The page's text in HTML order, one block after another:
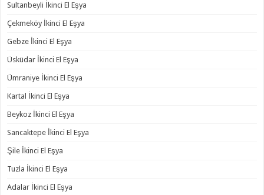
Sultanbeyli İkinci El Eşya
Çekmeköy İkinci El Eşya
Gebze İkinci El Eşya
Üsküdar İkinci El Eşya
Ümraniye İkinci El Eşya
Kartal İkinci El Eşya
Beykoz İkinci El Eşya
Sancaktepe İkinci El Eşya
Şile İkinci El Eşya
Tuzla İkinci El Eşya
Adalar İkinci El Eşya